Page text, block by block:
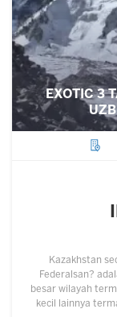
EXOTIC 3
Kazakhstan
Federalsan?
besar wilayah
kecil lainnya